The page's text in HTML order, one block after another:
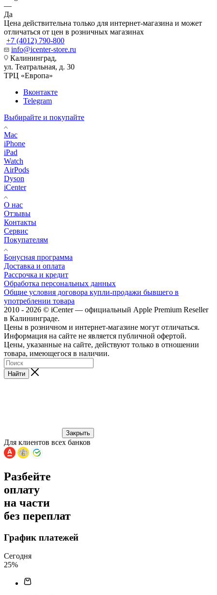
—
Да
Цена действительна только для интернет-магазина и может
отличаться от цен в розничных магазинах
+7 (4012) 790-800
info@icenter-store.ru
Калининград,
ул. Театральная, д. 30
ТРЦ «Европа»
Вконтакте
Telegram
Выбирайте и покупайте
Mac
iPhone
iPad
Watch
AirPods
Dyson
iCenter
О нас
Отзывы
Контакты
Сервис
Покупателям
Бонусная программа
Доставка и оплата
Рассрочка и кредит
Обработка персональных данных
Общие условия договора купли-продажи бывшего в
употреблении товара
2010 - 2026 © iCenter — официальный Apple Premium Reseller
в Калининграде.
Цены в розничном и интернет-магазине могут отличаться.
Информация на сайте не является публичной офертой.
Цены, указанные на сайте, действуют только в отношении
товара, имеющегося в наличии.
Найти
Закрыть
Для клиентов всех банков
Разбейте
оплату
на части
без переплат
График платежей
Сегодня
25%